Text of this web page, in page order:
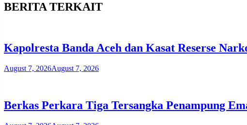
BERITA TERKAIT
Kapolresta Banda Aceh dan Kasat Reserse
August 7, 2026August 7, 2026
Berkas Perkara Tiga Tersangka Penampung